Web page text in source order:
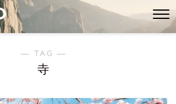
― TAG ―
寺